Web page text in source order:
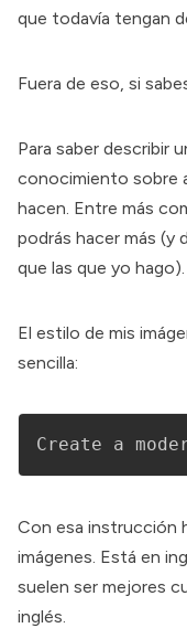
que todavía tengan
Fuera de eso, si
Para saber describir
conocimiento sobre
hacen. Entre más
podrás hacer más (y
que las que yo hago).
El estilo de mis
sencilla:
Con esa instrucción
imágenes. Está en
suelen ser mejores
inglés.